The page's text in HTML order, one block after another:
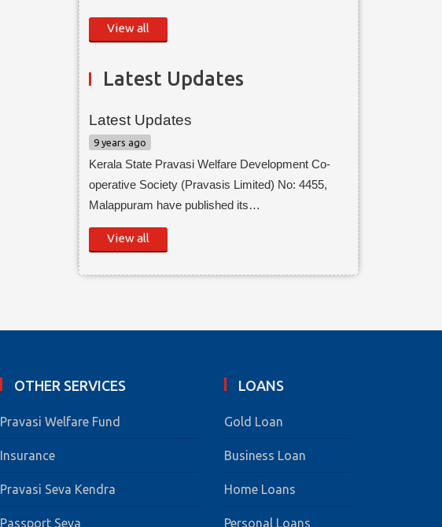
View all
Latest Updates
Latest Updates
9 years ago
Kerala State Pravasi Welfare Development Co-
operative Society (Pravasis Limited) No: 4455,
Malappuram have published its…
View all
OTHER SERVICES
Pravasi Welfare Fund
Insurance
Pravasi Seva Kendra
Passport Seva
LOANS
Gold Loan
Business Loan
Home Loans
Personal Loans